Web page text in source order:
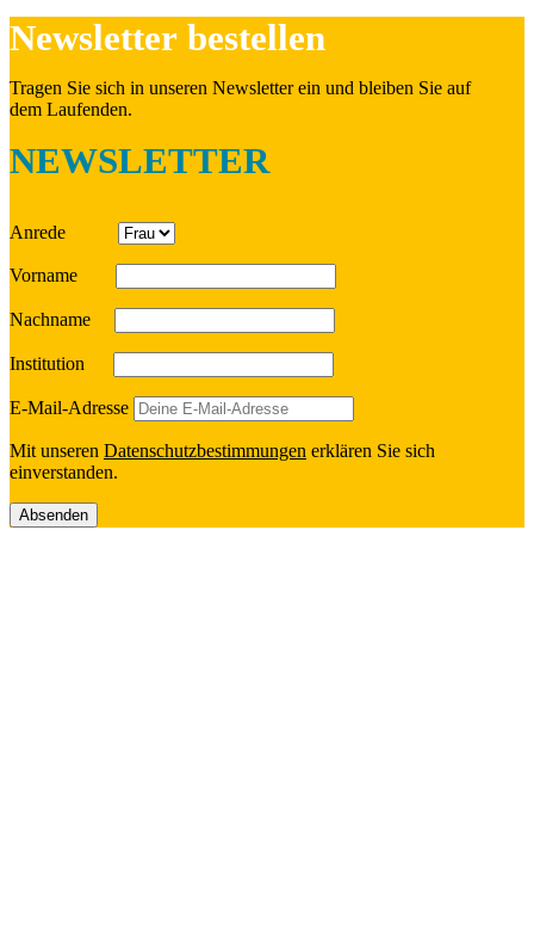
News­let­ter bestellen
Tragen Sie sich in unseren News­let­ter ein und bleiben Sie auf
dem Laufenden.
NEWSLETTER
Anrede
Vorname
Nach­name
Insti­tu­tion
E‑Mail-Adresse
Mit unseren Daten­schutz­be­stim­mun­gen erklä­ren Sie sich
einverstanden.